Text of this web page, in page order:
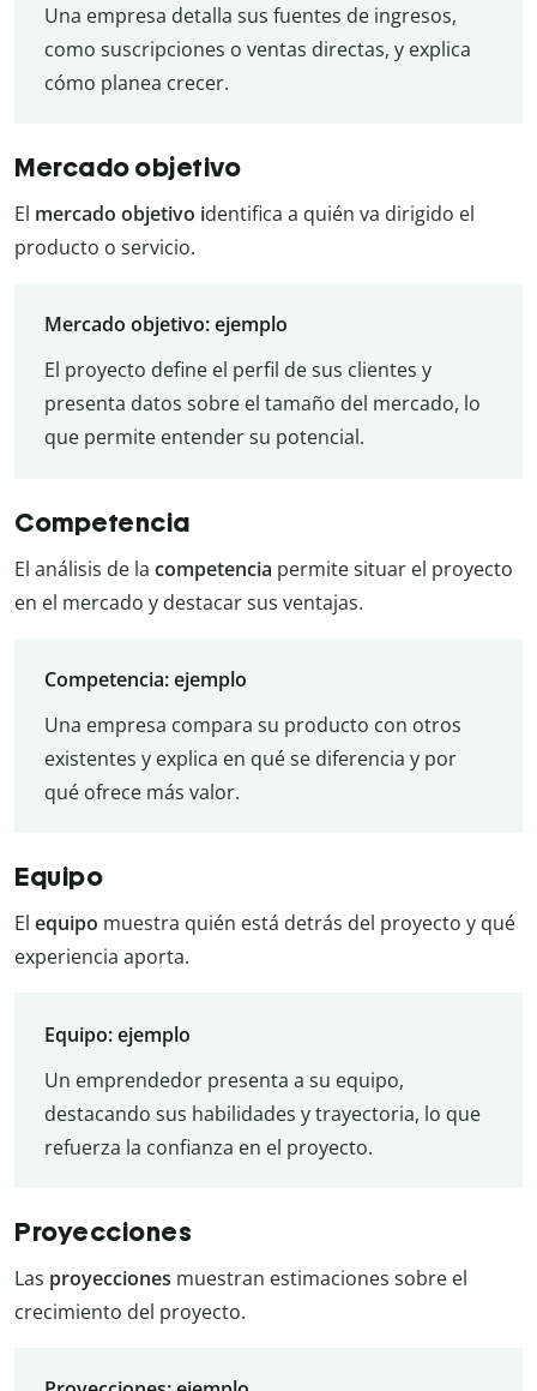
Una empresa detalla sus fuentes de ingresos,
como suscripciones o ventas directas, y explica
cómo planea crecer.
Mercado objetivo
El mercado objetivo identifica a quién va dirigido el
producto o servicio.
Mercado objetivo: ejemplo
El proyecto define el perfil de sus clientes y
presenta datos sobre el tamaño del mercado, lo
que permite entender su potencial.
Competencia
El análisis de la competencia permite situar el proyecto
en el mercado y destacar sus ventajas.
Competencia: ejemplo
Una empresa compara su producto con otros
existentes y explica en qué se diferencia y por
qué ofrece más valor.
Equipo
El equipo muestra quién está detrás del proyecto y qué
experiencia aporta.
Equipo: ejemplo
Un emprendedor presenta a su equipo,
destacando sus habilidades y trayectoria, lo que
refuerza la confianza en el proyecto.
Proyecciones
Las proyecciones muestran estimaciones sobre el
crecimiento del proyecto.